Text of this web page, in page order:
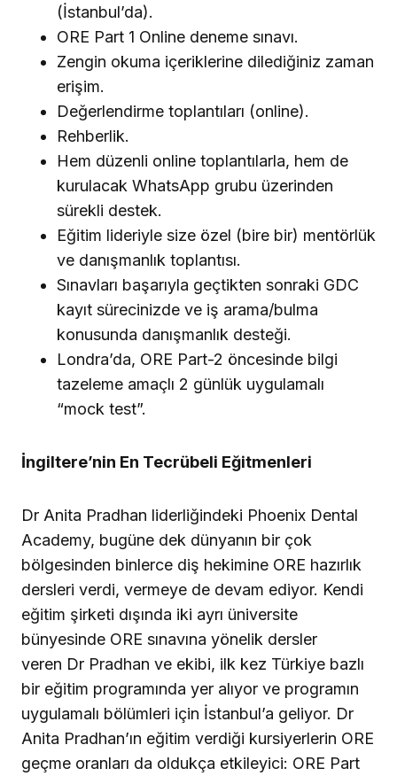
(İstanbul’da).
ORE Part 1 Online deneme sınavı.
Zengin okuma içeriklerine dilediğiniz zaman
erişim.
Değerlendirme toplantıları (online).
Rehberlik.
Hem düzenli online toplantılarla, hem de
kurulacak WhatsApp grubu üzerinden
sürekli destek.
Eğitim lideriyle size özel (bire bir) mentörlük
ve danışmanlık toplantısı.
Sınavları başarıyla geçtikten sonraki GDC
kayıt sürecinizde ve iş arama/bulma
konusunda danışmanlık desteği.
Londra’da, ORE Part-2 öncesinde bilgi
tazeleme amaçlı 2 günlük uygulamalı
“mock test”.
İngiltere’nin En Tecrübeli Eğitmenleri
Dr Anita Pradhan liderliğindeki Phoenix Dental
Academy, bugüne dek dünyanın bir çok
bölgesinden binlerce diş hekimine ORE hazırlık
dersleri verdi, vermeye de devam ediyor. Kendi
eğitim şirketi dışında iki ayrı üniversite
bünyesinde ORE sınavına yönelik dersler
veren Dr Pradhan ve ekibi, ilk kez Türkiye bazlı
bir eğitim programında yer alıyor ve programın
uygulamalı bölümleri için İstanbul’a geliyor. Dr
Anita Pradhan’ın eğitim verdiği kursiyerlerin ORE
geçme oranları da oldukça etkileyici: ORE Part